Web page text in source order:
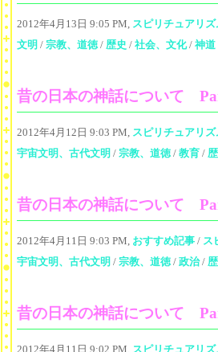
2012年4月13日 9:05 PM, スピリチュアリ
文明 / 宗教、道徳/ 歴史 / 社会、文化/ 神道
昔の日本の神話について
2012年4月12日 9:03 PM, スピリチュアリ
宇宙文明、古代文明 / 宗教、道徳/ 教育 /
昔の日本の神話について
2012年4月11日 9:03 PM, おすすめ記事 / ス
宇宙文明、古代文明 / 宗教、道徳/ 政治/
昔の日本の神話について
2012年4月11日 9:02 PM, スピリチュアリ